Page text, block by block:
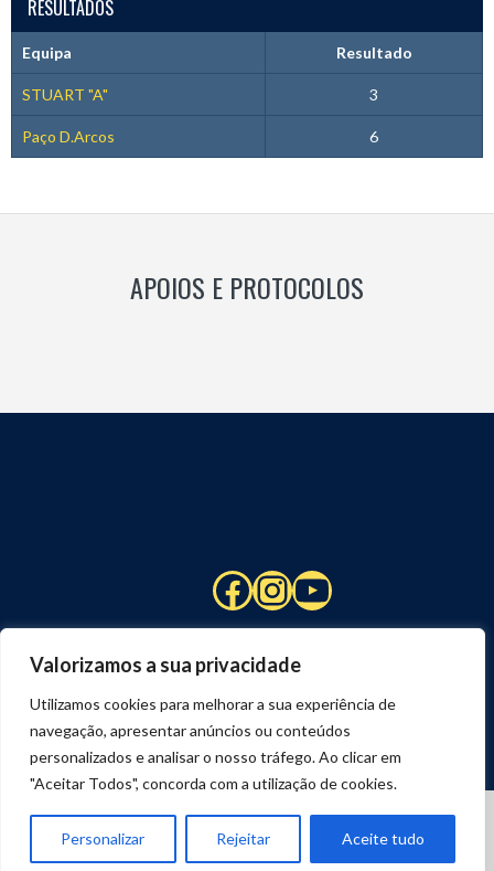
Valorizamos a sua privacidade
Utilizamos cookies para melhorar a sua experiência de
navegação, apresentar anúncios ou conteúdos
personalizados e analisar o nosso tráfego. Ao clicar em
"Aceitar Todos", concorda com a utilização de cookies.
Personalizar Rejeitar Aceite tudo
RESULTADOS
Equipa Resultado
STUART "A" 3
Paço D.Arcos 6
APOIOS E PROTOCOLOS
Facebook
Instagram
YouTube
DESENVOLVIDO POR
JOSEXAVIER.COM